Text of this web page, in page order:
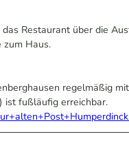
Restaurant über die
zum Haus.
regelmäßig
ist fußläufig erreichbar.